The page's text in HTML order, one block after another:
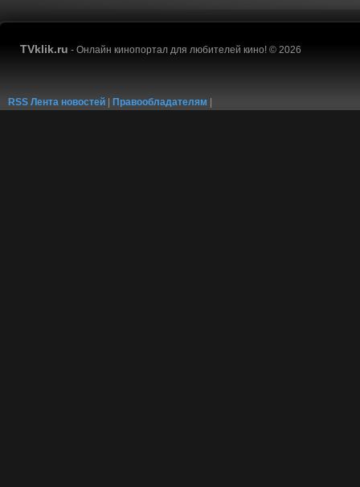
TVklik.ru - Онлайн кинопортал для любителей кино! © 2026
RSS Лента новостей Правообладателям